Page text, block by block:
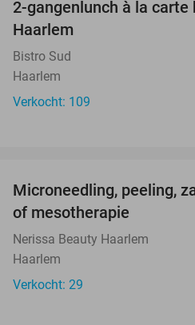
2-gangenlunch à la carte
Haarlem
Bistro Sud
Haarlem
Verkocht: 109
Microneedling, peeling,
of mesotherapie
Nerissa Beauty Haarlem
Haarlem
Verkocht: 29